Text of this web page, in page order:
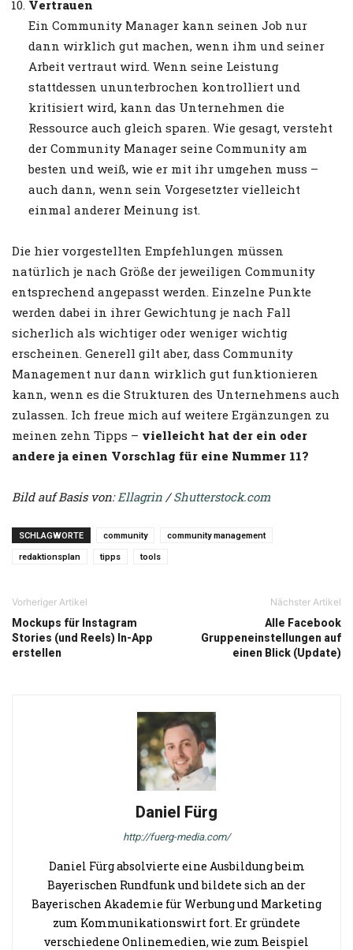
Vertrauen
Ein Community Manager kann seinen Job nur
dann wirklich gut machen, wenn ihm und seiner
Arbeit vertraut wird. Wenn seine Leistung
stattdessen ununterbrochen kontrolliert und
kritisiert wird, kann das Unternehmen die
Ressource auch gleich sparen. Wie gesagt, versteht
der Community Manager seine Community am
besten und weiß, wie er mit ihr umgehen muss –
auch dann, wenn sein Vorgesetzter vielleicht
einmal anderer Meinung ist.
Die hier vorgestellten Empfehlungen müssen
natürlich je nach Größe der jeweiligen Community
entsprechend angepasst werden. Einzelne Punkte
werden dabei in ihrer Gewichtung je nach Fall
sicherlich als wichtiger oder weniger wichtig
erscheinen. Generell gilt aber, dass Community
Management nur dann wirklich gut funktionieren
kann, wenn es die Strukturen des Unternehmens auch
zulassen. Ich freue mich auf weitere Ergänzungen zu
meinen zehn Tipps – vielleicht hat der ein oder
andere ja einen Vorschlag für eine Nummer 11?
Bild auf Basis von:Ellagrin /Shutterstock.com
SCHLAGWORTE community community management
redaktionsplan tipps tools
Vorheriger Artikel
Mockups für Instagram
Stories (und Reels) In-App
erstellen
Nächster Artikel
Alle Facebook
Gruppeneinstellungen auf
einen Blick (Update)
Daniel Fürg
http://fuerg-media.com/
Daniel Fürg absolvierte eine Ausbildung beim
Bayerischen Rundfunk und bildete sich an der
Bayerischen Akademie für Werbung und Marketing
zum Kommunikationswirt fort. Er gründete
verschiedene Onlinemedien, wie zum Beispiel